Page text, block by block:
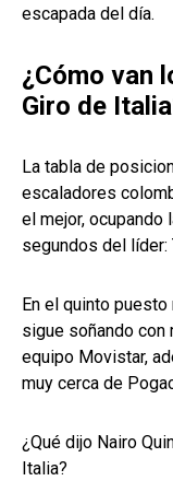
escapada del día.
¿Cómo van
Giro de
La tabla de
escaladores
el mejor, ocupando
segundos del líder:
En el quinto
sigue soñando con
equipo Movistar,
muy cerca de
¿Qué dijo Nairo
Italia?